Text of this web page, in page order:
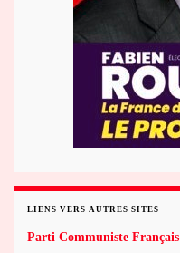
LIENS VERS AUTRES SITES
Parti Communiste Français